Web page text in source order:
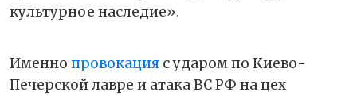
культурное наследие».
Именно провокация с ударом по Киево-
Печерской лавре и атака ВС РФ на цех